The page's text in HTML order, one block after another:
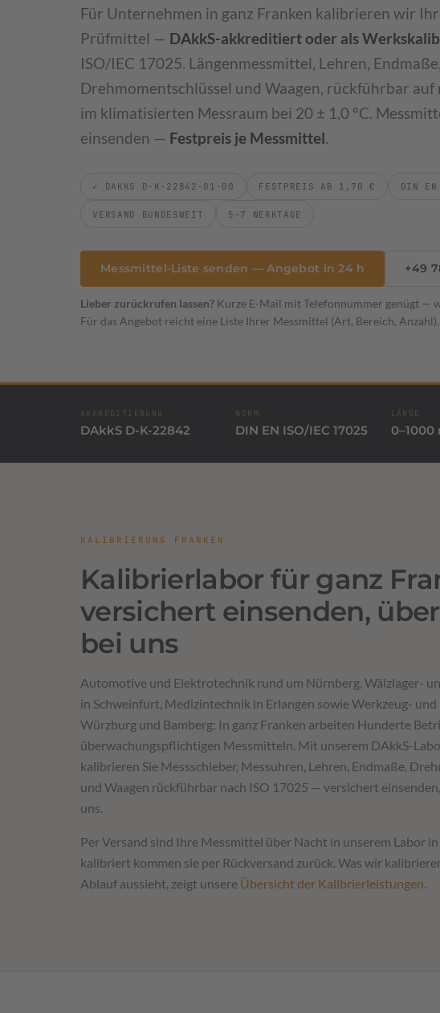
Leistungsverzeichnis & Preise
Preisliste 2026
Werkstückkalibrierung
Sondermessmittel Aufnahmen & Vorrichtungen KFZ Schablonen
Für Unternehmen in ganz Franken kalibrieren wir
Prüfmittel — DAkkS-akkreditiert oder als
ISO/IEC 17025. Längenmessmittel, Lehren, Endmaße,
Drehmomentschlüssel und Waagen, rückführbar
im klimatisierten Messraum bei 20 ± 1,0 °C.
einsenden — Festpreis je Messmittel.
✓ DAKKS D-K-22842-01-00 FESTPREIS AB 1,70 € DIN
VERSAND BUNDESWEIT 5–7 WERKTAGE
Messmittel-Liste senden — Angebot in 24 h +49
Lieber zurückrufen lassen? Kurze E-Mail mit Telefonnummer genügt —
Für das Angebot reicht eine Liste Ihrer Messmittel (Art, Bereich, Anzahl).
AKKREDITIERUNG
DAkkS D-K-22842
NORM
DIN EN ISO/IEC 17025
LÄNGE
0–1000
KALIBRIERUNG FRANKEN
Kalibrierlabor für ganz
versichert einsenden,
bei uns
Automotive und Elektrotechnik rund um Nürnberg, Wälzlager-
in Schweinfurt, Medizintechnik in Erlangen sowie Werkzeug- und
Würzburg und Bamberg: In ganz Franken arbeiten Hunderte
überwachungspflichtigen Messmitteln. Mit unserem DAkkS-
kalibrieren Sie Messschieber, Messuhren, Lehren, Endmaße,
und Waagen rückführbar nach ISO 17025 — versichert
uns.
Per Versand sind Ihre Messmittel über Nacht in unserem Labor
kalibriert kommen sie per Rückversand zurück. Was wir
Ablauf aussieht, zeigt unsere Übersicht der Kalibrierleistungen.